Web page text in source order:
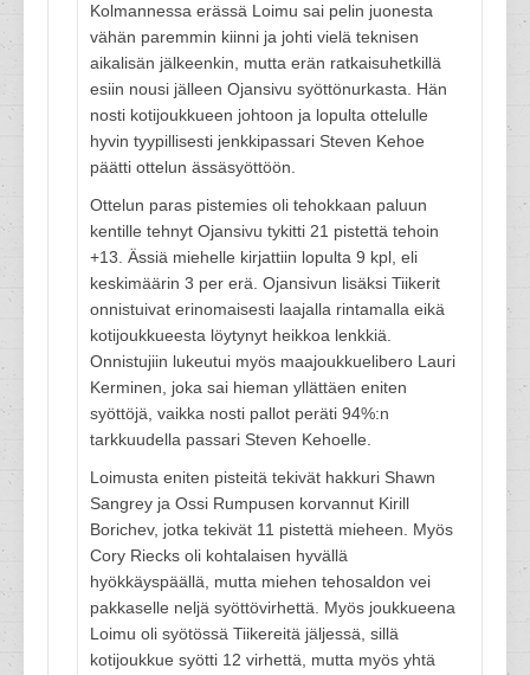
Kolmannessa erässä Loimu sai pelin juonesta
vähän paremmin kiinni ja johti vielä teknisen
aikalisän jälkeenkin, mutta erän ratkaisuhetkillä
esiin nousi jälleen Ojansivu syöttönurkasta. Hän
nosti kotijoukkueen johtoon ja lopulta ottelulle
hyvin tyypillisesti jenkkipassari Steven Kehoe
päätti ottelun ässäsyöttöön.
Ottelun paras pistemies oli tehokkaan paluun
kentille tehnyt Ojansivu tykitti 21 pistettä tehoin
+13. Ässiä miehelle kirjattiin lopulta 9 kpl, eli
keskimäärin 3 per erä. Ojansivun lisäksi Tiikerit
onnistuivat erinomaisesti laajalla rintamalla eikä
kotijoukkueesta löytynyt heikkoa lenkkiä.
Onnistujiin lukeutui myös maajoukkuelibero Lauri
Kerminen, joka sai hieman yllättäen eniten
syöttöjä, vaikka nosti pallot peräti 94%:n
tarkkuudella passari Steven Kehoelle.
Loimusta eniten pisteitä tekivät hakkuri Shawn
Sangrey ja Ossi Rumpusen korvannut Kirill
Borichev, jotka tekivät 11 pistettä mieheen. Myös
Cory Riecks oli kohtalaisen hyvällä
hyökkäyspäällä, mutta miehen tehosaldon vei
pakkaselle neljä syöttövirhettä. Myös joukkueena
Loimu oli syötössä Tiikereitä jäljessä, sillä
kotijoukkue syötti 12 virhettä, mutta myös yhtä